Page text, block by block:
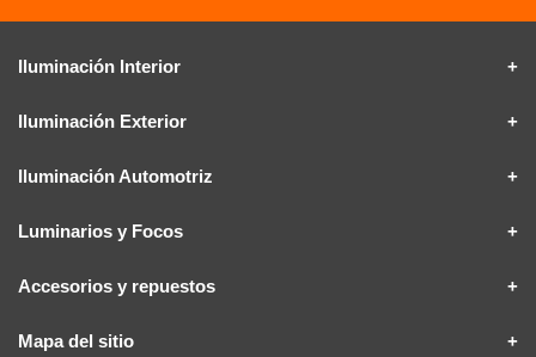
Iluminación Interior
Iluminación Exterior
Iluminación Automotriz
Luminarios y Focos
Accesorios y repuestos
Mapa del sitio